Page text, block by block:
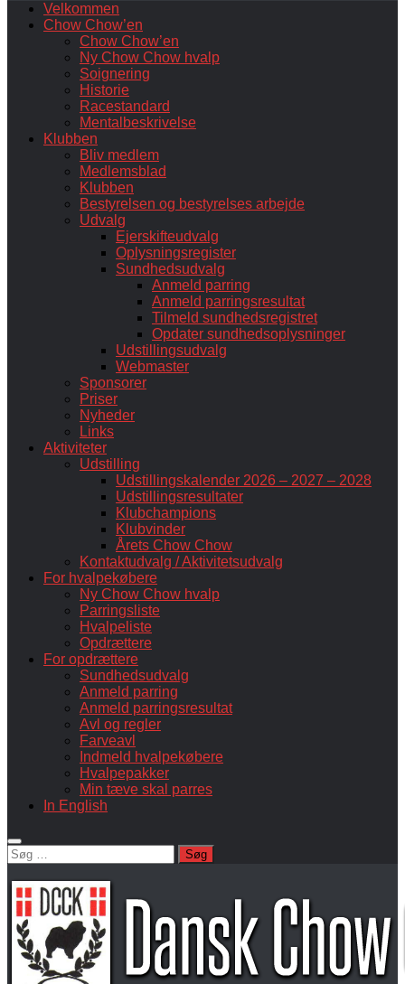
Velkommen
Chow Chow’en
Chow Chow’en
Ny Chow Chow hvalp
Soignering
Historie
Racestandard
Mentalbeskrivelse
Klubben
Bliv medlem
Medlemsblad
Klubben
Bestyrelsen og bestyrelses arbejde
Udvalg
Ejerskifteudvalg
Oplysningsregister
Sundhedsudvalg
Anmeld parring
Anmeld parringsresultat
Tilmeld sundhedsregistret
Opdater sundhedsoplysninger
Udstillingsudvalg
Webmaster
Sponsorer
Priser
Nyheder
Links
Aktiviteter
Udstilling
Udstillingskalender 2026 – 2027 – 2028
Udstillingsresultater
Klubchampions
Klubvinder
Årets Chow Chow
Kontaktudvalg / Aktivitetsudvalg
For hvalpekøbere
Ny Chow Chow hvalp
Parringsliste
Hvalpeliste
Opdrættere
For opdrættere
Sundhedsudvalg
Anmeld parring
Anmeld parringsresultat
Avl og regler
Farveavl
Indmeld hvalpekøbere
Hvalpepakker
Min tæve skal parres
In English
Søg
efter: